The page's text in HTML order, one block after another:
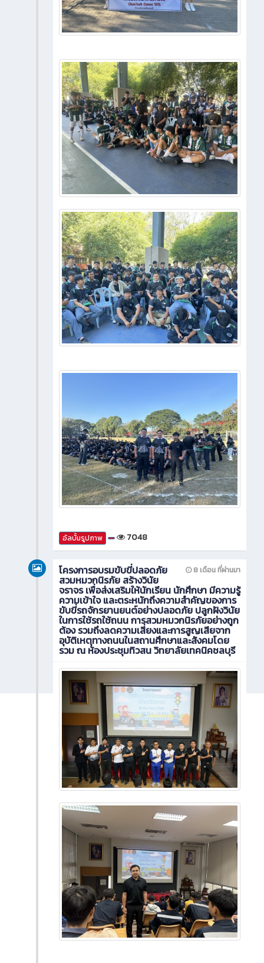
อัลบั้มรูปภาพ 7048
8 เดือน ที่ผ่านมา
โครงการอบรมขับขี่ปลอดภัย
สวมหมวกนิรภัย สร้างวินัย
จราจร เพื่อส่งเสริมให้นักเรียน นักศึกษา มีความรู้
ความเข้าใจ และตระหนักถึงความสำคัญของการ
ขับขี่รถจักรยานยนต์อย่างปลอดภัย ปลูกฝังวินัย
ในการใช้รถใช้ถนน การสวมหมวกนิรภัยอย่างถูก
ต้อง รวมถึงลดความเสี่ยงและการสูญเสียจาก
อุบัติเหตุทางถนนในสถานศึกษาและสังคมโดย
รวม ณ ห้องประชุมทิวสน วิทยาลัยเทคนิคชลบุรี